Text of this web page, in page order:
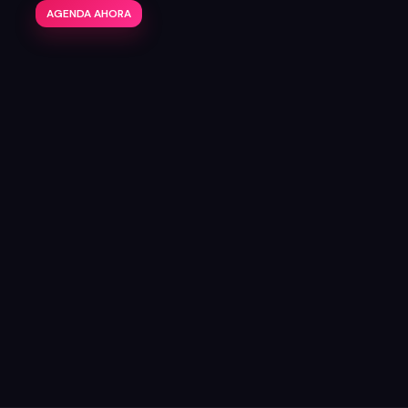
AGENDA AHORA